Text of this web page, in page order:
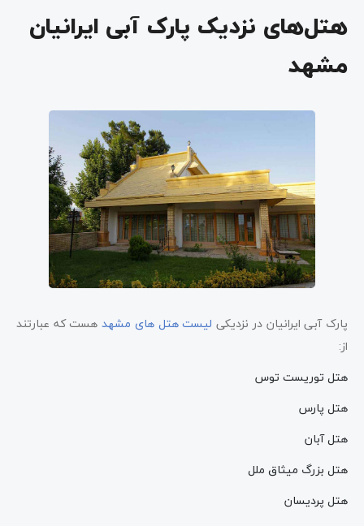
هتل‌های نزدیک پارک آبی ایرانیان
مشهد
پارک آبی ایرانیان در نزدیکی لیست هتل های مشهدهست که عبارتند
از:
هتل توریست توس
هتل پارس
هتل آبان
هتل بزرگ میثاق ملل
هتل پردیسان